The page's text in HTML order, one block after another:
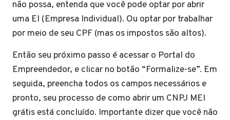
não possa, entenda que você pode optar por abrir
uma EI (Empresa Individual). Ou optar por trabalhar
por meio de seu CPF (mas os impostos são altos).
Então seu próximo passo é acessar o Portal do
Empreendedor, e clicar no botão “Formalize-se”. Em
seguida, preencha todos os campos necessários e
pronto, seu processo de como abrir um CNPJ MEI
grátis está concluído. Importante dizer que você não